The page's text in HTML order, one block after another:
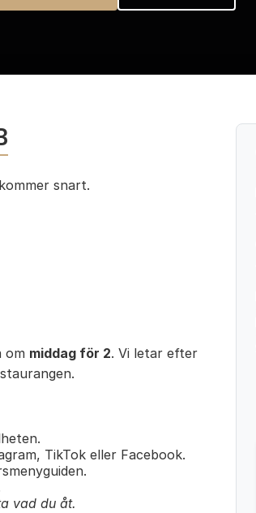
snart.
om middag för 2. Vi letar efter
TikTok eller Facebook.
vad du åt.